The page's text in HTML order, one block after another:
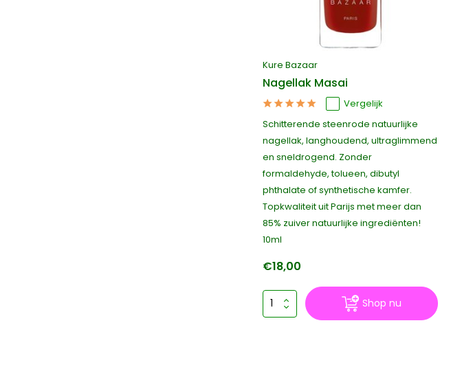
Kure Bazaar
Nagellak Masai
Vergelijk
Schitterende steenrode natuurlijke
nagellak, langhoudend, ultraglimmend
en sneldrogend. Zonder
formaldehyde, tolueen, dibutyl
phthalate of synthetische kamfer.
Topkwaliteit uit Parijs met meer dan
85% zuiver natuurlijke ingrediënten!
10ml
€18,00
Shop nu